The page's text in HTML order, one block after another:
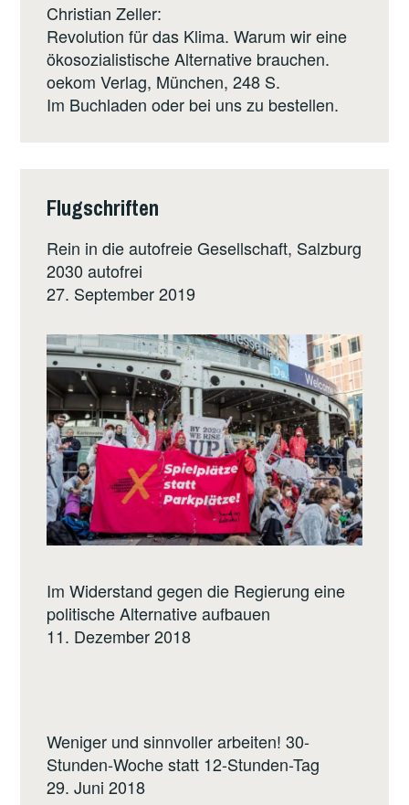
Christian Zeller:
Revolution für das Klima. Warum wir eine
ökosozialistische Alternative brauchen.
oekom Verlag, München, 248 S.
Im Buchladen oder bei uns zu bestellen.
Flugschriften
Rein in die autofreie Gesellschaft, Salzburg
2030 autofrei
27. September 2019
Im Widerstand gegen die Regierung eine
politische Alternative aufbauen
11. Dezember 2018
Weniger und sinnvoller arbeiten! 30-
Stunden-Woche statt 12-Stunden-Tag
29. Juni 2018